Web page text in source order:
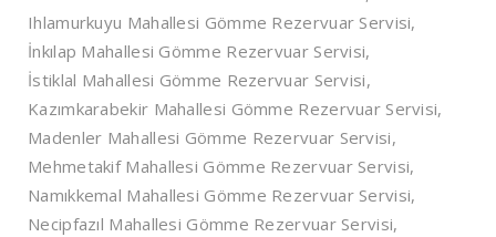
Ihlamurkuyu Mahallesi Gömme Rezervuar Servisi,
İnkılap Mahallesi Gömme Rezervuar Servisi,
İstiklal Mahallesi Gömme Rezervuar Servisi,
Kazımkarabekir Mahallesi Gömme Rezervuar Servisi,
Madenler Mahallesi Gömme Rezervuar Servisi,
Mehmetakif Mahallesi Gömme Rezervuar Servisi,
Namıkkemal Mahallesi Gömme Rezervuar Servisi,
Necipfazıl Mahallesi Gömme Rezervuar Servisi,